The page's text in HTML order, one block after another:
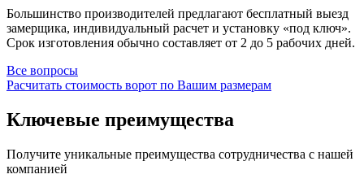
Большинство производителей предлагают бесплатный выезд
замерщика, индивидуальный расчет и установку «под ключ».
Срок изготовления обычно составляет от 2 до 5 рабочих дней.
Все вопросы
Расчитать стоимость ворот по Вашим размерам
Ключевые преимущества
Получите уникальные преимущества сотрудничества с нашей
компанией